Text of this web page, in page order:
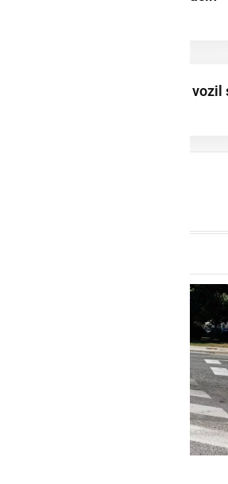
Namesto 80 km/h, vozil